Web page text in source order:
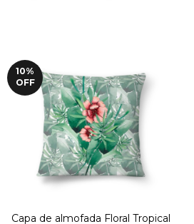
10%
OFF
Capa de almofada Floral Tropical